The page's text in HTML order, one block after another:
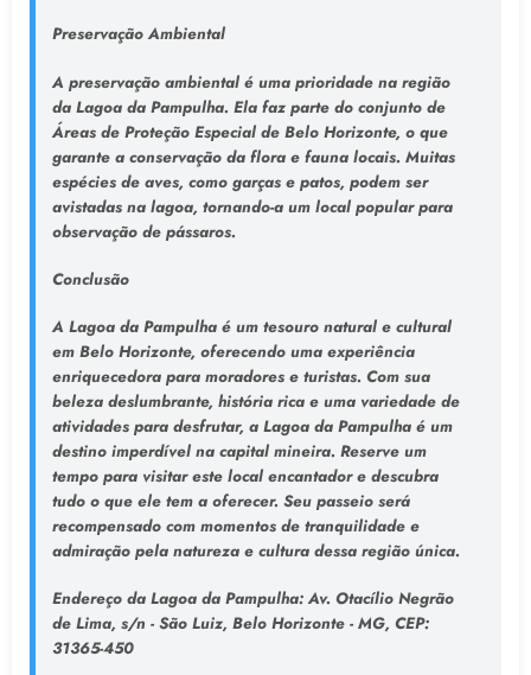
Preservação Ambiental
A preservação ambiental é uma prioridade na região
da Lagoa da Pampulha. Ela faz parte do conjunto de
Áreas de Proteção Especial de Belo Horizonte, o que
garante a conservação da flora e fauna locais. Muitas
espécies de aves, como garças e patos, podem ser
avistadas na lagoa, tornando-a um local popular para
observação de pássaros.
Conclusão
A Lagoa da Pampulha é um tesouro natural e cultural
em Belo Horizonte, oferecendo uma experiência
enriquecedora para moradores e turistas. Com sua
beleza deslumbrante, história rica e uma variedade de
atividades para desfrutar, a Lagoa da Pampulha é um
destino imperdível na capital mineira. Reserve um
tempo para visitar este local encantador e descubra
tudo o que ele tem a oferecer. Seu passeio será
recompensado com momentos de tranquilidade e
admiração pela natureza e cultura dessa região única.
Endereço da Lagoa da Pampulha: Av. Otacílio Negrão
de Lima, s/n - São Luiz, Belo Horizonte - MG, CEP:
31365-450